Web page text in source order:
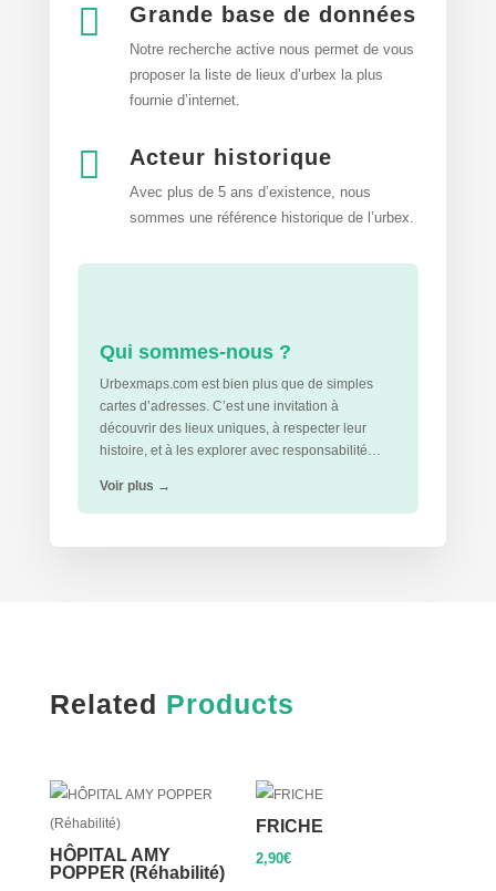
 Grande base de données
Notre recherche active nous permet de vous
proposer la liste de lieux d’urbex la plus
fournie d’internet.
 Acteur historique
Avec plus de 5 ans d’existence, nous
sommes une référence historique de l’urbex.
Qui sommes-nous ?
Urbexmaps.com est bien plus que de simples
cartes d’adresses. C’est une invitation à
découvrir des lieux uniques, à respecter leur
histoire, et à les explorer avec responsabilité…
Voir plus →
Related Products
HÔPITAL AMY
POPPER (Réhabilité)
FRICHE
2,90€